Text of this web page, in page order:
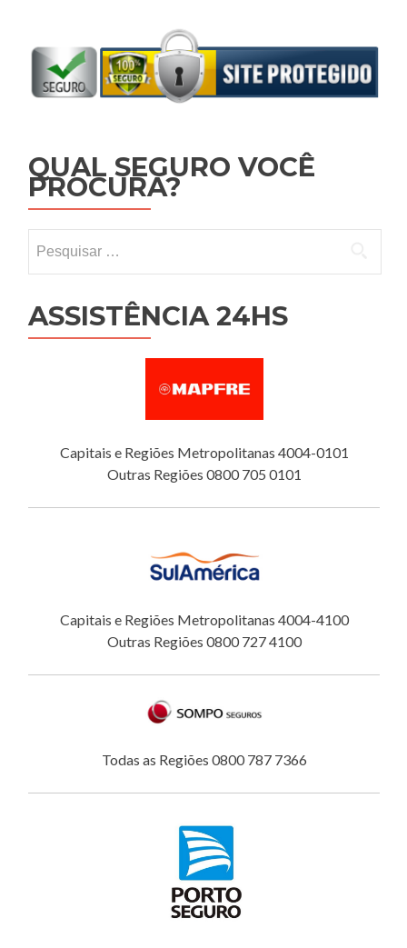
QUAL SEGURO VOCÊ
PROCURA?
ASSISTÊNCIA 24HS
Capitais e Regiões Metropolitanas 4004-0101
Outras Regiões 0800 705 0101
Capitais e Regiões Metropolitanas 4004-4100
Outras Regiões 0800 727 4100
Todas as Regiões 0800 787 7366